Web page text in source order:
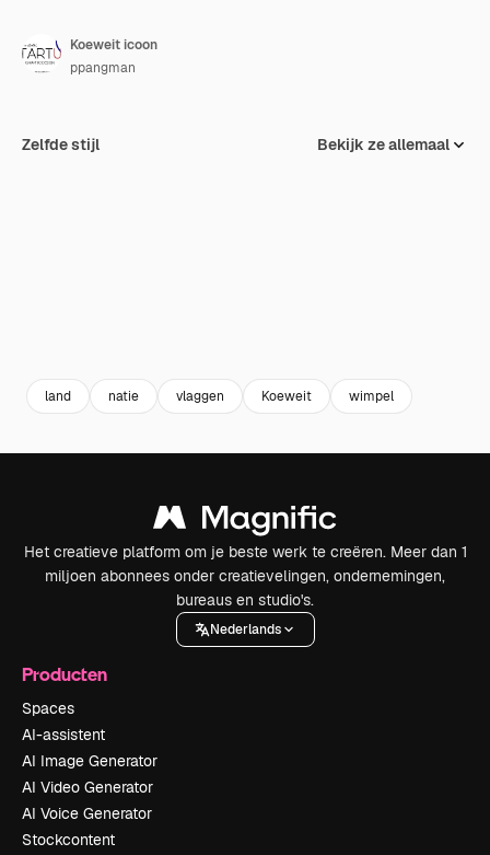
Koeweit icoon
ppangman
Zelfde stijl Bekijk ze allemaal
land natie vlaggen Koeweit wimpel
Het creatieve platform om je beste werk te creëren. Meer dan 1
miljoen abonnees onder creatievelingen, ondernemingen,
bureaus en studio's.
Nederlands
Producten
Spaces
AI-assistent
AI Image Generator
AI Video Generator
AI Voice Generator
Stockcontent